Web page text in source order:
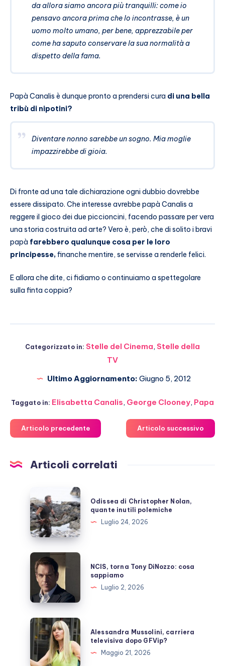
da allora siamo ancora più tranquilli: come io
pensavo ancora prima che lo incontrasse, è un
uomo molto umano, per bene, apprezzabile per
come ha saputo conservare la sua normalità a
dispetto della fama.
Papà Canalis è dunque pronto a prendersi cura di una bella
tribù di nipotini?
Diventare nonno sarebbe un sogno. Mia moglie
impazzirebbe di gioia.
Di fronte ad una tale dichiarazione ogni dubbio dovrebbe
essere dissipato. Che interesse avrebbe papà Canalis a
reggere il gioco dei due piccioncini, facendo passare per vera
una storia costruita ad arte? Vero è, però, che di solito i bravi
papà farebbero qualunque cosa per le loro
principesse,finanche mentire, se servisse a renderle felici.
E allora che dite, ci fidiamo o continuiamo a spettegolare
sulla finta coppia?
Categorizzato in: Stelle del Cinema, Stelle della
TV
Ultimo Aggiornamento: Giugno 5, 2012
Taggato in: Elisabetta Canalis, George Clooney, Papa
Articolo precedente Articolo successivo
Articoli correlati
di
Christopher
Nolan,
quante
inutili
polemiche
Odissea di Christopher Nolan,
quante inutili polemiche
Luglio 24, 2026
NCIS,
torna
Tony
DiNozzo:
cosa
sappiamo
NCIS, torna Tony DiNozzo: cosa
sappiamo
Luglio 2, 2026
Alessandra
Mussolini,
carriera
televisiva
Alessandra Mussolini, carriera
televisiva dopo GFVip?
Maggio 21, 2026